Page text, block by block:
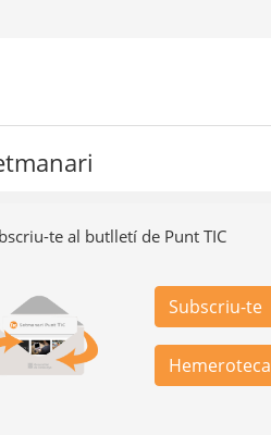
te al butlletí de Punt TIC
Subscriu-te
Hemeroteca